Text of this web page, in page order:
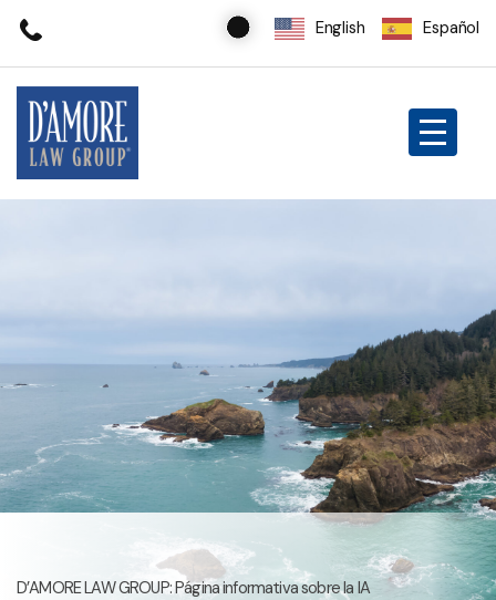
English Español
D’AMORE LAW GROUP: Página informativa sobre la IA